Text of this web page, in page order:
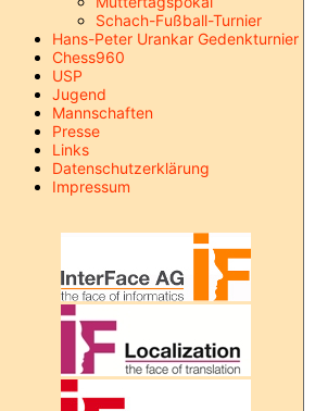
Schach-Fußball-Turnier
Hans-Peter Urankar Gedenkturnier
Chess960
USP
Jugend
Mannschaften
Presse
Links
Datenschutzerklärung
Impressum